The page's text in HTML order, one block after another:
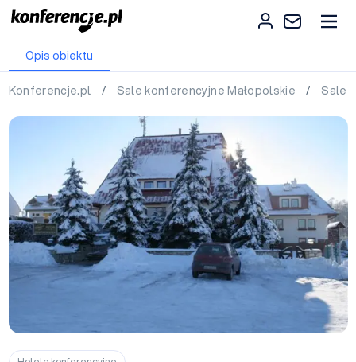
Opis obiektu
Konferencje.pl / Sale konferencyjne Małopolskie / Sale